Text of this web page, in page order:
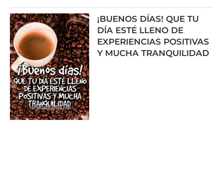
¡BUENOS DÍAS! QUE TU
DÍA ESTÉ LLENO DE
EXPERIENCIAS POSITIVAS
Y MUCHA TRANQUILIDAD